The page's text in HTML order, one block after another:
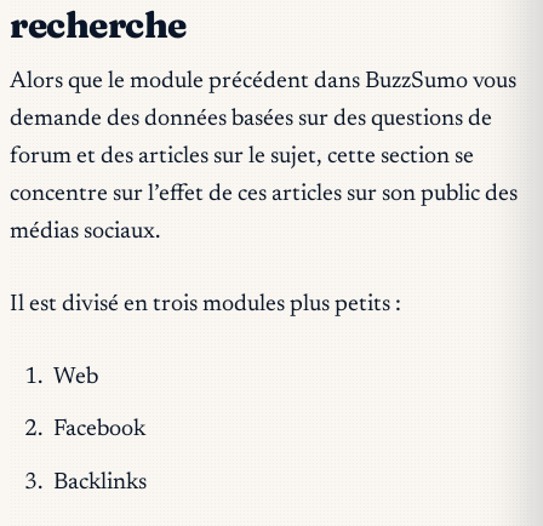
recherche
Alors que le module précédent dans BuzzSumo vous
demande des données basées sur des questions de
forum et des articles sur le sujet, cette section se
concentre sur l’effet de ces articles sur son public des
médias sociaux.
Il est divisé en trois modules plus petits :
Web
Facebook
Backlinks